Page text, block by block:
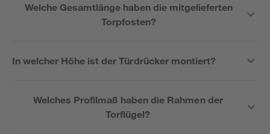
Welche Gesamtlänge haben die mitgelieferten
Torpfosten?
In welcher Höhe ist der Türdrücker montiert?
Welches Profilmaß haben die Rahmen der
Torflügel?